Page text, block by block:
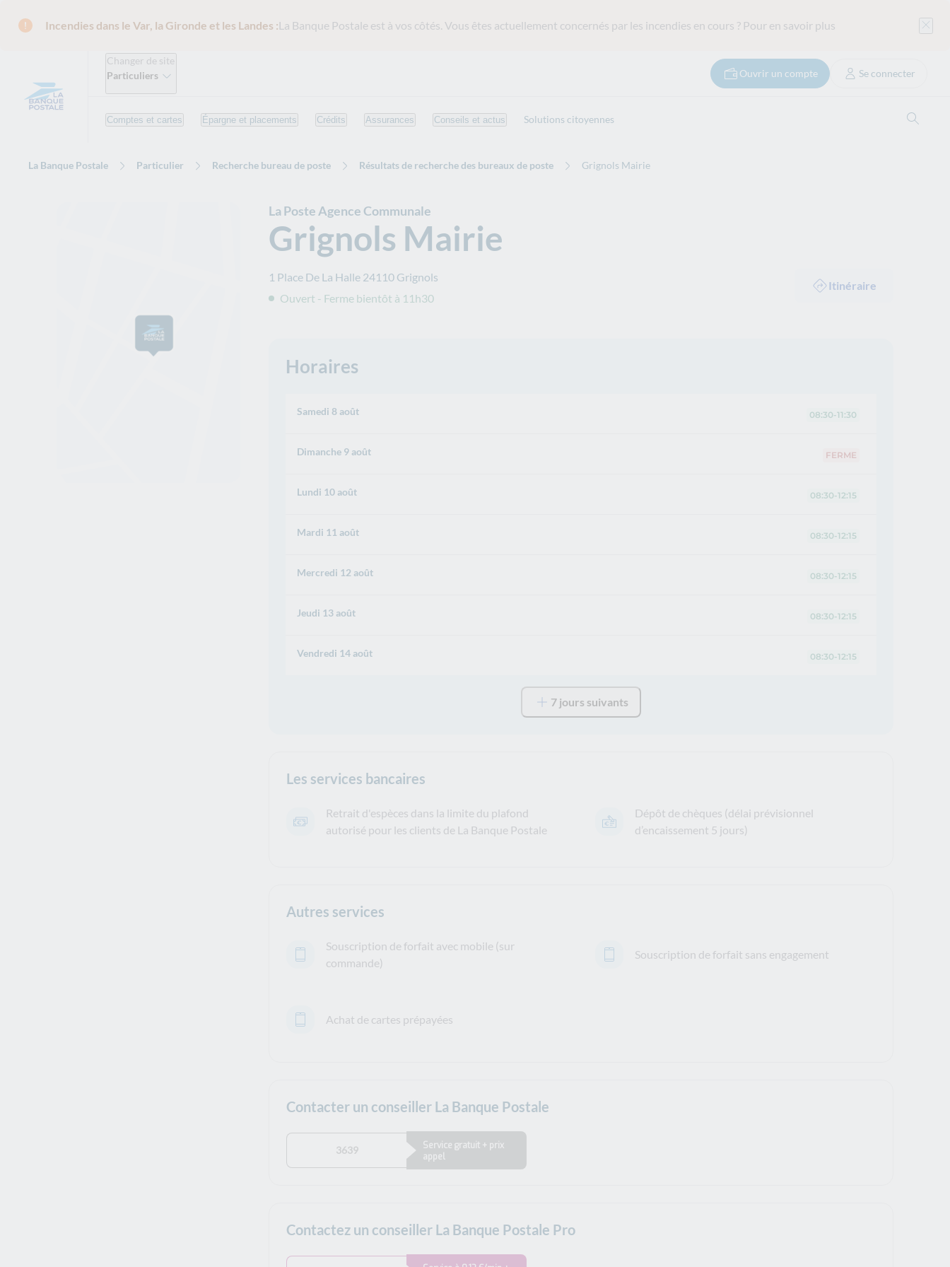
Incendies dans le Var, la Gironde et les Landes :La Banque Postale est à vos côtés. Vous êtes actuellement concernés par les incendies en cours ? Pour en savoir plus
Changer de site
Particuliers
Ouvrir un compte Se connecter
Comptes et cartes Épargne et placements Crédits Assurances Conseils et actus Solutions citoyennes
La Banque Postale Particulier Recherche bureau de poste Résultats de recherche des bureaux de poste Grignols Mairie
La Poste Agence Communale
Grignols Mairie
1 Place De La Halle 24110 Grignols
Ouvert - Ferme bientôt à 11h30
Itinéraire
Horaires
Samedi 8 août 08:30-11:30
Dimanche 9 août FERME
Lundi 10 août 08:30-12:15
Mardi 11 août 08:30-12:15
Mercredi 12 août 08:30-12:15
Jeudi 13 août 08:30-12:15
Vendredi 14 août 08:30-12:15
7 jours suivants
Les services bancaires
Retrait d'espèces dans la limite du plafond
autorisé pour les clients de La Banque Postale
Dépôt de chèques (délai prévisionnel
d’encaissement 5 jours)
Autres services
Souscription de forfait avec mobile (sur
commande)
Souscription de forfait sans engagement
Achat de cartes prépayées
Contacter un conseiller La Banque Postale
3639
Service gratuit + prix
appel
Contactez un conseiller La Banque Postale Pro